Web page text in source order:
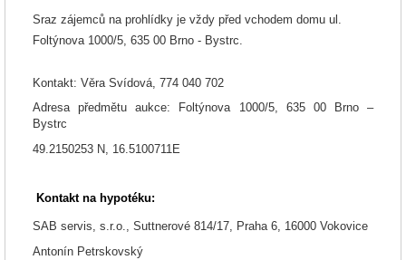
Sraz zájemců na prohlídky je vždy před vchodem domu ul.
Foltýnova 1000/5, 635 00 Brno - Bystrc.
Kontakt: Věra Svídová, 774 040 702
Adresa předmětu aukce: Foltýnova 1000/5, 635 00 Brno –
Bystrc
49.2150253 N, 16.5100711E
Kontakt na hypotéku:
SAB servis, s.r.o., Suttnerové 814/17, Praha 6, 16000 Vokovice
Antonín Petrskovský